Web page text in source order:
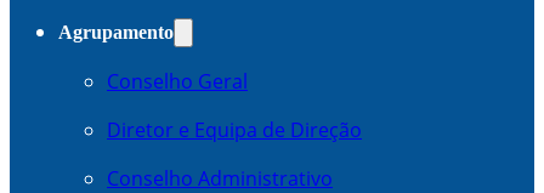
Agrupamento
Conselho Geral
Diretor e Equipa de Direção
Conselho Administrativo